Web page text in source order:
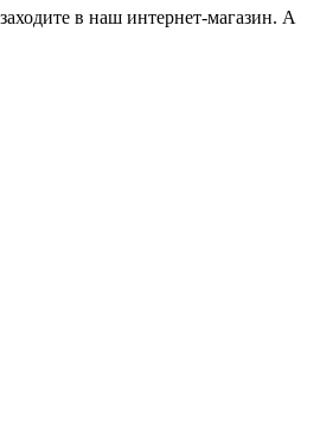
в наш интернет-магазин. А